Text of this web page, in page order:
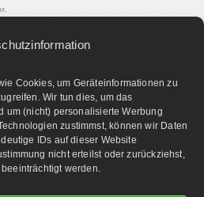
Cookies, um Geräteinformationen zu
Wir tun dies, um das
um (nicht) personalisierte Werbung
zustimmst, können wir Daten
IDs auf dieser Website
nicht erteilst oder zurückziehst,
werden.